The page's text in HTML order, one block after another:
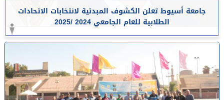
جامعة أسيوط تعلن الكشوف المبدئية لانتخابات الاتحادات
الطلابية للعام الجامعي 2024 /2025